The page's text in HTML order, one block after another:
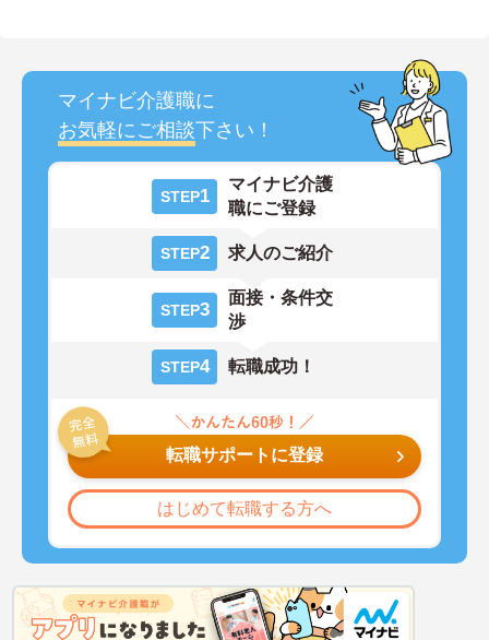
マイナビ介護職に
お気軽にご相談下さい！
STEP1
マイナビ介護
職にご登録
STEP2 求人のご紹介
STEP3
面接・条件交
渉
STEP4 転職成功！
転職サポートに登録
はじめて転職する方へ